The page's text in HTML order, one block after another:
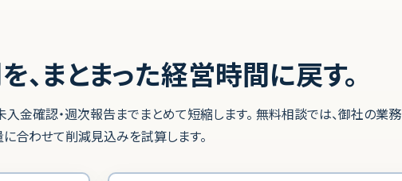
、まとまった経営時間に戻す。
入金確認・週次報告までまとめて短縮します。 無料相談では、御社の業務
に合わせて削減見込みを試算します。